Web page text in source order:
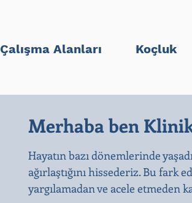
Çalışma Alanları Koçluk
Merhaba ben
Hayatın bazı dönemlerinde
ağırlaştığını hissederiz. Bu fark
yargılamadan ve acele etmeden